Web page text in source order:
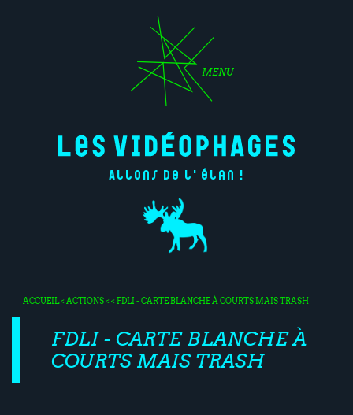
MENU
Allons de l'élan !
ACCUEIL<ACTIONS< < FDLI - CARTE BLANCHE À COURTS MAIS TRASH
FDLI - CARTE BLANCHE À
COURTS MAIS TRASH